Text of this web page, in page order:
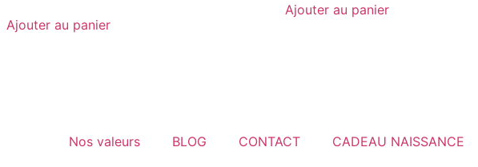
Ajouter au panier
Ajouter au panier
Nos valeurs BLOG CONTACT CADEAU NAISSANCE